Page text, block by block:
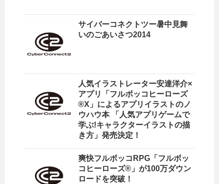
サイバーコネクトツー暑中見舞
いのごあいさつ2014
人気イラストレーター安達洋介×
アプリ「フルボッコヒーローズ
®X」によるアプリイラストのノ
ウハウ本 「人気アプリゲームで
学ぶ!キャラクターイラストの描
き方」発売決定！
爽快フルボッコRPG「フルボッ
コヒーローズ®」が100万ダウン
ロードを突破！